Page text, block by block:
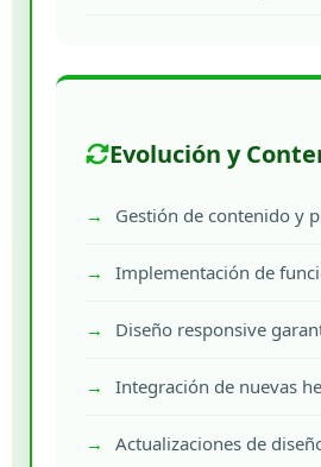
Evolución y
Gestión de contenido y
Implementación de
Diseño responsive
Integración de nuevas
Actualizaciones de